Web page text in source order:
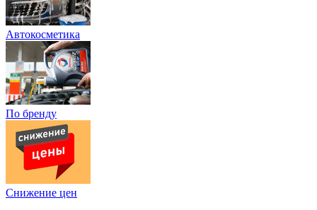
Автокосметика
По бренду
Снижение цен